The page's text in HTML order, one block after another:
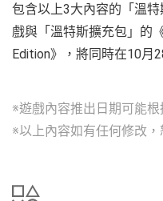
包含以上3大內容的「溫
戲與「溫特斯擴充包」的
Edition》，將同時在10月
※遊戲內容推出日期可能
※以上內容如有任何修改，